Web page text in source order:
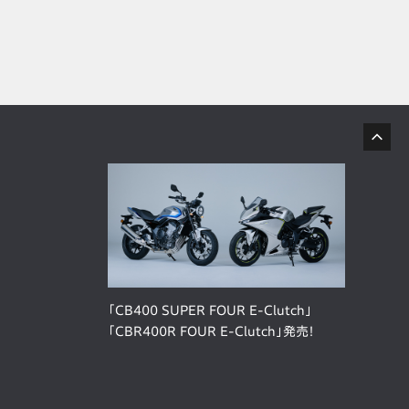
「CB400 SUPER FOUR E-Clutch」
「CBR400R FOUR E-Clutch」発売！